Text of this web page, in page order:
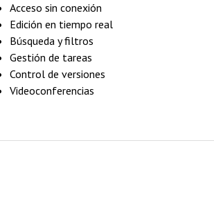
Acceso sin conexión
Edición en tiempo real
Búsqueda y filtros
Gestión de tareas
Control de versiones
Videoconferencias